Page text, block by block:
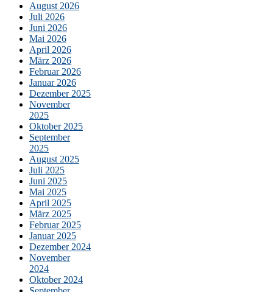
August 2026
Juli 2026
Juni 2026
Mai 2026
April 2026
März 2026
Februar 2026
Januar 2026
Dezember 2025
November
2025
Oktober 2025
September
2025
August 2025
Juli 2025
Juni 2025
Mai 2025
April 2025
März 2025
Februar 2025
Januar 2025
Dezember 2024
November
2024
Oktober 2024